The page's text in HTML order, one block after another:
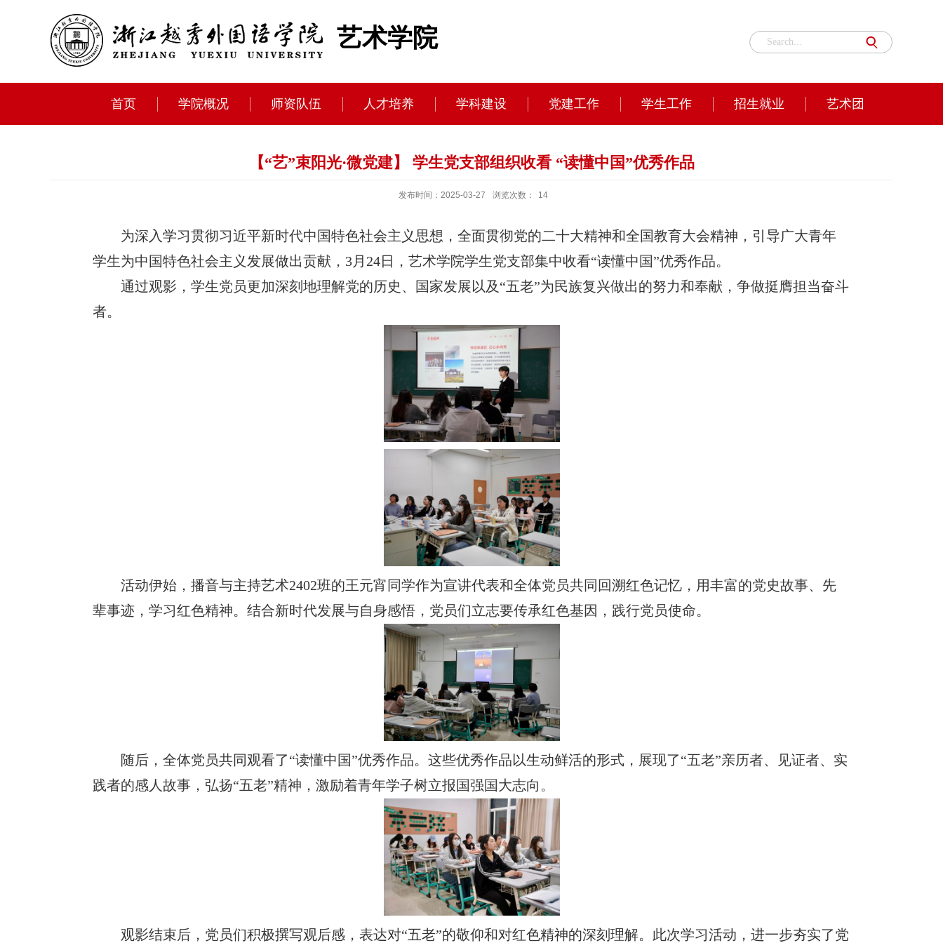
艺术学院
首页 学院概况 师资队伍 人才培养 学科建设 党建工作 学生工作 招生就业 艺术团
【“艺”束阳光·微党建】 学生党支部组织收看 “读懂中国”优秀作品
发布时间：2025-03-27 浏览次数： 14
为深入学习贯彻习近平新时代中国特色社会主义思想，全面贯彻党的二十大精神和全国教育大会精神，引导广大青年
学生为中国特色社会主义发展做出贡献， 3月 24日，艺术学院学生党支部集中收看“读懂中国”优秀作品。
通过观影，学生党员更加深刻地理解党的历史、国家发展以及“五老”为民族复兴做出的努力和奉献，争做挺膺担当奋斗
者。
活动伊始，播音与主持艺术2402班的王元宵同学作为宣讲代表和全体党员共同回溯红色记忆，用丰富的党史故事、先
辈事迹，学习红色精神。结合新时代发展与自身感悟，党员们立志要传承红色基因，践行党员使命。
随后，全体党员共同观看了“读懂中国”优秀作品。这些优秀作品以生动鲜活的形式，展现了“五老”亲历者、见证者、实
践者的感人故事，弘扬“五老”精神，激励着青年学子树立报国强国大志向。
观影结束后，党员们积极撰写观后感，表达对“五老”的敬仰和对红色精神的深刻理解。此次学习活动，进一步夯实了党